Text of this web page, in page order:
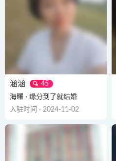
涵涵
45
海曙 · 缘分到了就结婚
入驻时间 · 2024-11-02